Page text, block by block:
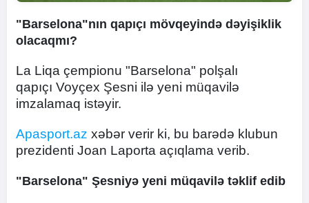
"Barselona"nın qapıçı mövqeyində dəyişiklik
olacaqmı?
La Liqa çempionu "Barselona" polşalı
qapıçı Voyçex Şesni ilə yeni müqavilə
imzalamaq istəyir.
Apasport.az xəbər verir ki, bu barədə klubun
prezidenti Joan Laporta açıqlama verib.
"Barselona" Şesniyə yeni müqavilə təklif edib